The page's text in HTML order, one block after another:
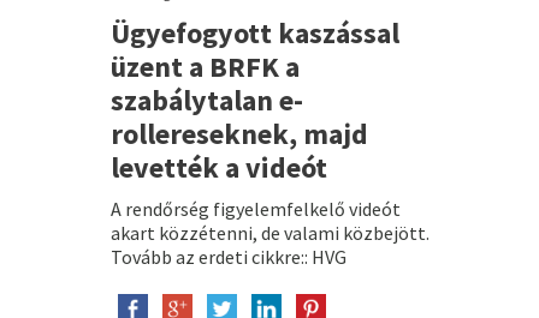
Ügyefogyott kaszással
üzent a BRFK a
szabálytalan e-
rollereseknek, majd
levették a videót
A rendőrség figyelemfelkelő videót
akart közzétenni, de valami közbejött.
Tovább az erdeti cikkre:: HVG